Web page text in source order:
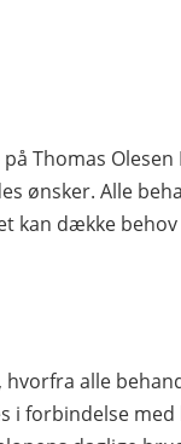
Thomas Olesen
ønsker. Alle
kan dække
hvorfra alle
i forbindelse